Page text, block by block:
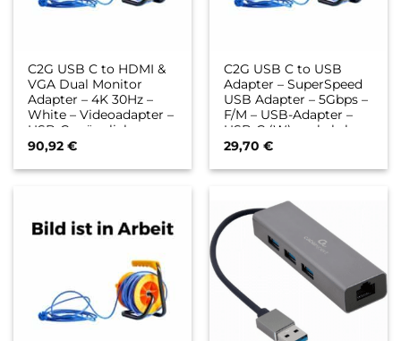
C2G USB C to HDMI &
VGA Dual Monitor
Adapter – 4K 30Hz –
White – Videoadapter –
USB-C männlich
umkehrbar zu DB-15,
4K Unterstützung
90,92€
C2G USB C to USB
Adapter – SuperSpeed
USB Adapter – 5Gbps –
F/M – USB-Adapter –
USB-C (W) umkehrbar
zu USB Typ A (M) –
geformt – Schwarz
29,70€